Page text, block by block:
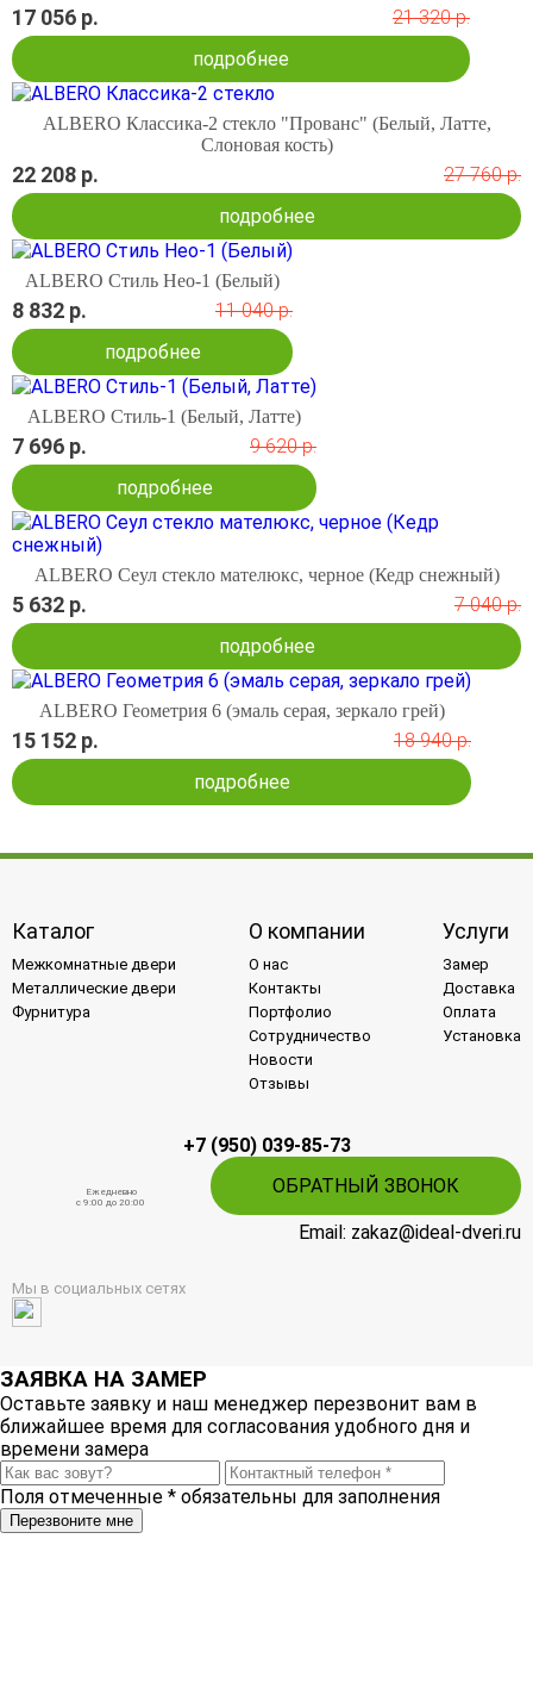
17 056 р.
21 320 р.
подробнее
ALBERO Классика-2 стекло "Прованс" (Белый, Латте,
Слоновая кость)
22 208 р.
27 760 р.
подробнее
ALBERO Стиль Нео-1 (Белый)
8 832 р.
11 040 р.
подробнее
ALBERO Стиль-1 (Белый, Латте)
7 696 р.
9 620 р.
подробнее
ALBERO Сеул стекло мателюкс, черное (Кедр снежный)
5 632 р.
7 040 р.
подробнее
ALBERO Геометрия 6 (эмаль серая, зеркало грей)
15 152 р.
18 940 р.
подробнее
Каталог
Межкомнатные двери
Металлические двери
Фурнитура
О компании
О нас
Контакты
Портфолио
Сотрудничество
Новости
Отзывы
Услуги
Замер
Доставка
Оплата
Установка
+7 (950) 039-85-73
Ежедневно
c 9:00 до 20:00
ОБРАТНЫЙ ЗВОНОК
Email: zakaz@ideal-dveri.ru
Мы в социальных сетях
ЗАЯВКА НА ЗАМЕР
Оставьте заявку и наш менеджер перезвонит вам в
ближайшее время для согласования удобного дня и
времени замера
Поля отмеченные * обязательны для заполнения